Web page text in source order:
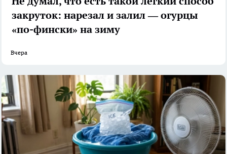
закруток: нарезал и залил — огурцы
«по-фински» на зиму
Вчера